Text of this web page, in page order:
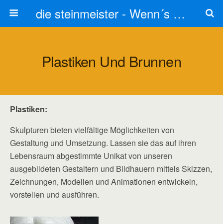
die steinmeister - Wenn´s um Stein geht stets zum Steinmetz
Plastiken Und Brunnen
Plastiken:
Skulpturen bieten vielfältige Möglichkeiten von
Gestaltung und Umsetzung. Lassen sie das auf ihren
Lebensraum abgestimmte Unikat von unseren
ausgebildeten Gestaltern und Bildhauern mittels Skizzen,
Zeichnungen, Modellen und Animationen entwickeln,
vorstellen und ausführen.